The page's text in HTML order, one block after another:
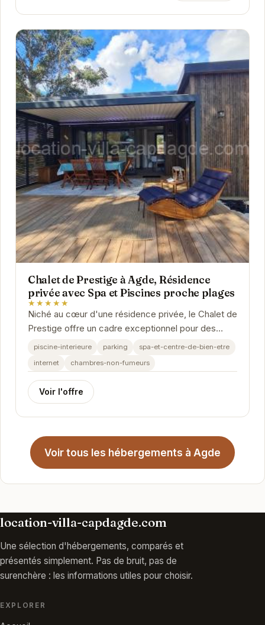
Chalet de Prestige à Agde, Résidence
privée avec Spa et Piscines proche plages
★★★★★
Niché au cœur d'une résidence privée, le Chalet de
Prestige offre un cadre exceptionnel pour des
vacances inoubliables. Son spa, ses piscines et...
piscine-interieure parking
spa-et-centre-de-bien-etre
internet
chambres-non-fumeurs
Voir l'offre
Voir tous les hébergements à Agde
location-villa-capdagde.com
Une sélection d'hébergements, comparés et
présentés simplement. Pas de bruit, pas de
surenchère : les informations utiles pour choisir.
EXPLORER